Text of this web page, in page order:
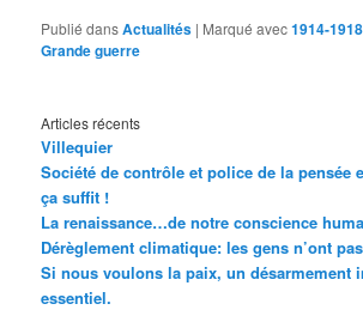
Publié dansActualités | Marqué avec1914-1918
Grande guerre
Articles récents
Villequier
Société de contrôle et police de la pensée
ça suffit !
La renaissance…de notre conscience
Dérèglement climatique: les gens n’ont
Si nous voulons la paix, un désarmement
essentiel.